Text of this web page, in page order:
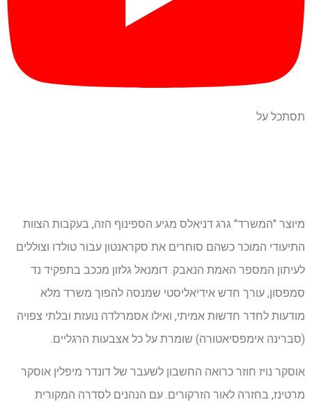
תסתכל על
מיוצר "המשרד" גרג דניאלס מגיע הספינוף הזה, בעקבות הצוות
התיעודי המוכר כשהם סוחרים את סקראנטון עבור טולדו וצוללים
לעיתון המספר האמת הנאבק. דומנאל גלזון מככב בתפקיד נד
סמפסון, עורך חדש אידיאליסטי שמנסה להפוך משרד מלא
מודעות לחדר חדשות אמיתי, ואילו אסמרלדה נועזת ובלתי צפויה
(סברינה אימפסיאטורה) שומרת על כל אצבעות הרגליים.
אוסקר נויז חוזר כרואה החשבון לשעבר של דונדר מיפלין אוסקר
מרטינז, בחזרה לאור הזרקורים. עם הנהנים לסדרה המקורית